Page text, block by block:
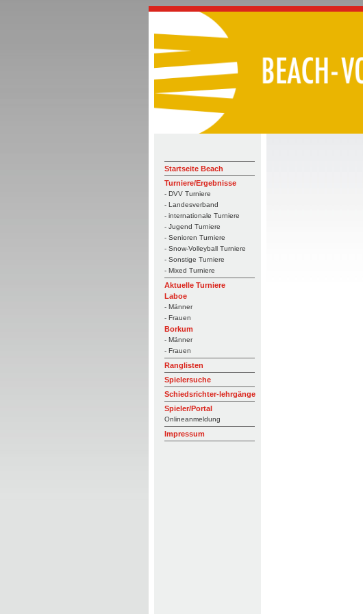
Startseite Beach
Turniere/Ergebnisse
- DVV Turniere
- Landesverband
- internationale Turniere
- Jugend Turniere
- Senioren Turniere
- Snow-Volleyball Turniere
- Sonstige Turniere
- Mixed Turniere
Aktuelle Turniere
Laboe
- Männer
- Frauen
Borkum
- Männer
- Frauen
Ranglisten
Spielersuche
Schiedsrichter-lehrgänge
Spieler/Portal
Onlineanmeldung
Impressum